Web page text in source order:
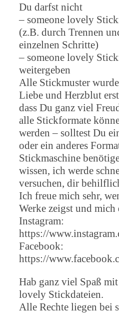
Du darfst nicht
– someone lovely
(z.B. durch Trennen
einzelnen Schritte)
– someone lovely
weitergeben
Alle Stickmuster
Liebe und Herzblut
dass Du ganz viel
alle Stickformate
werden – solltest Du
oder ein anderes
Stickmaschine
wissen, ich werde
versuchen, dir
Ich freue mich sehr,
Werke zeigst und
Instagram:
https://
Facebook:
https://
Hab ganz viel Spaß
lovely Stickdateien.
Alle Rechte liegen bei